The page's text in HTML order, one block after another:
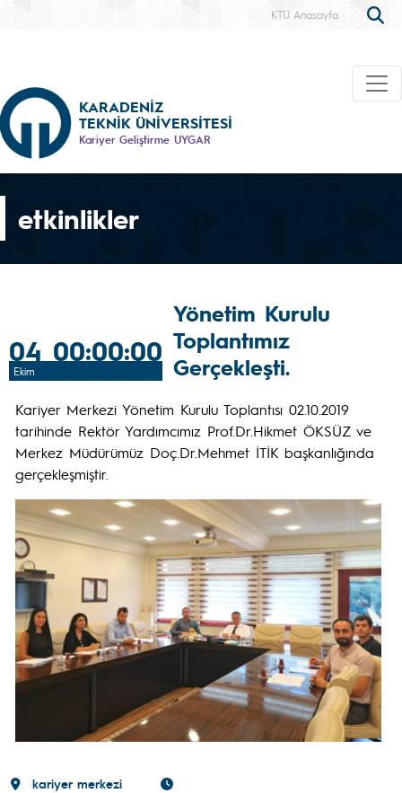
KTÜ Anasayfa
KARADENİZ
TEKNİK ÜNİVERSİTESİ
Kariyer Geliştirme UYGAR
etkinlikler
04 00:00:00
Ekim
Yönetim Kurulu
Toplantımız
Gerçekleşti.
Kariyer Merkezi Yönetim Kurulu Toplantısı 02.10.2019
tarihinde Rektör Yardımcımız Prof.Dr.Hikmet ÖKSÜZ ve
Merkez Müdürümüz Doç.Dr.Mehmet İTİK başkanlığında
gerçekleşmiştir.
kariyer merkezi